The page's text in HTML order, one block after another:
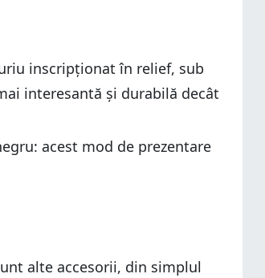
inscripționat în relief, sub
interesantă și durabilă decât
acest mod de prezentare
alte accesorii, din simplul